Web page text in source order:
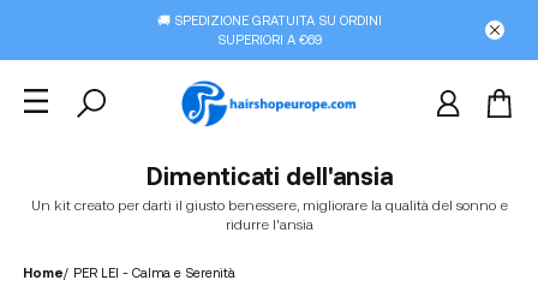
🚚 SPEDIZIONE GRATUITA SU ORDINI
SUPERIORI A €69
Dimenticati dell'ansia
Un kit creato per darti il giusto benessere, migliorare la qualità del sonno e
ridurre l'ansia
Home/ PER LEI - Calma e Serenità